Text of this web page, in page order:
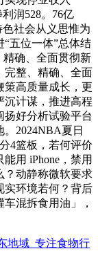
润528。76亿
社会从义思惟为
五位一体”总体结
精确、全面贯彻新
完整、精确、全面
策高质量成长，更
沉计谋，推进高程
扬好分析试验平台
2024NBA夏日
4篮板，若何评价
用 iPhone，禁用
？动静称微软要求
实环境若何？背后
混拆食用油」，
地域_专注食物行